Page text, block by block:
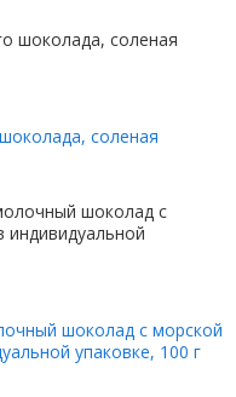
соленая
шоколад с морской
упаковке, 100 г